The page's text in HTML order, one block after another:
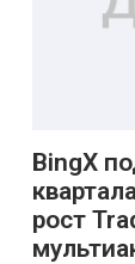
BingX
рост